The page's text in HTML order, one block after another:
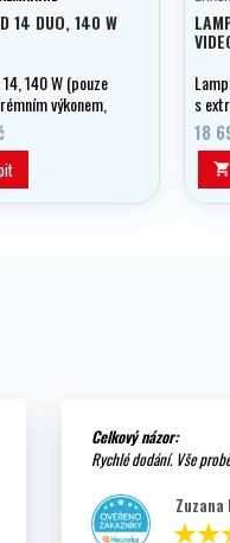
14 DUO, 140 W
140 W (pouze
výkonem,
regulací ve verzi
"Goodmann".
s
18

Celkový názor:
Rychlé dodání. Vše
Zuzana